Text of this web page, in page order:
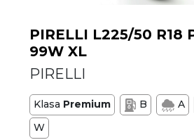
PIRELLI L225/50 R18
99W XL
PIRELLI
Klasa Premium B A
W